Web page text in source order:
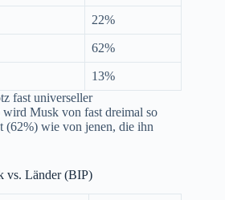
22%
62%
13%
fast universeller
Musk von fast dreimal so
(62%) wie von jenen, die ihn
vs. Länder (BIP)